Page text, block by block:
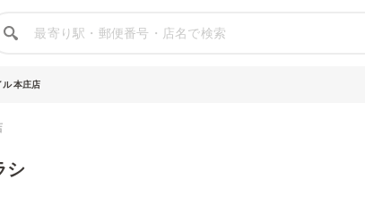
ル 本庄店
シ